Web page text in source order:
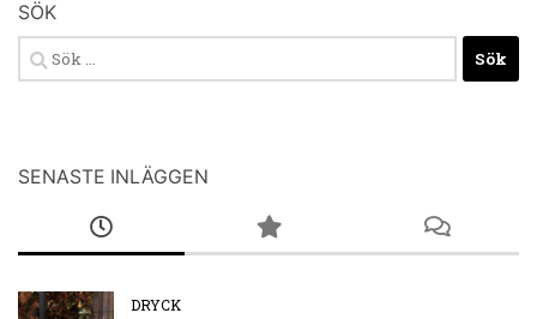
SÖK
Sök
efter:
SENASTE INLÄGGEN
DRYCK